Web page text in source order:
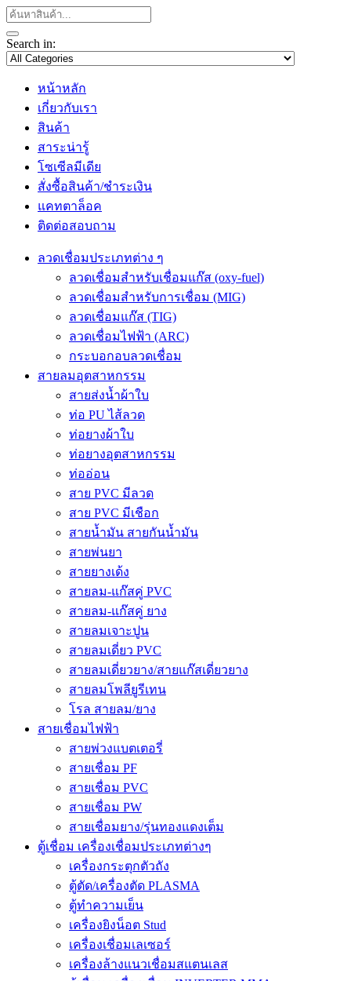
Search in:
หน้าหลัก
เกี่ยวกับเรา
สินค้า
สาระน่ารู้
โซเซีลมีเดีย
สั่งซื้อสินค้า/ชำระเงิน
แคทตาล็อค
ติดต่อสอบถาม
ลวดเชื่อมประเภทต่าง ๆ
ลวดเชื่อมสำหรับเชื่อมแก๊ส (oxy-fuel)
ลวดเชื่อมสำหรับการเชื่อม (MIG)
ลวดเชื่อมแก๊ส (TIG)
ลวดเชื่อมไฟฟ้า (ARC)
กระบอกอบลวดเชื่อม
สายลมอุตสาหกรรม
สายส่งน้ำผ้าใบ
ท่อ PU ไส้ลวด
ท่อยางผ้าใบ
ท่อยางอุตสาหกรรม
ท่ออ่อน
สาย PVC มีลวด
สาย PVC มีเชือก
สายน้ำมัน สายกันน้ำมัน
สายพ่นยา
สายยางเด้ง
สายลม-แก๊สคู่ PVC
สายลม-แก๊สคู่ ยาง
สายลมเจาะปูน
สายลมเดี่ยว PVC
สายลมเดี่ยวยาง/สายแก๊สเดี่ยวยาง
สายลมโพลียูรีเทน
โรล สายลม/ยาง
สายเชื่อมไฟฟ้า
สายพ่วงแบตเตอรี่
สายเชื่อม PF
สายเชื่อม PVC
สายเชื่อม PW
สายเชื่อมยาง/รุ่นทองแดงเต็ม
ตู้เชื่อม เครื่องเชื่อมประเภทต่างๆ
เครื่องกระตุกตัวถัง
ตู้ตัด/เครื่องตัด PLASMA
ตู้ทำความเย็น
เครื่องยิงน็อต Stud
เครื่องเชื่อมเลเซอร์
เครื่องล้างแนวเชื่อมสแตนเลส